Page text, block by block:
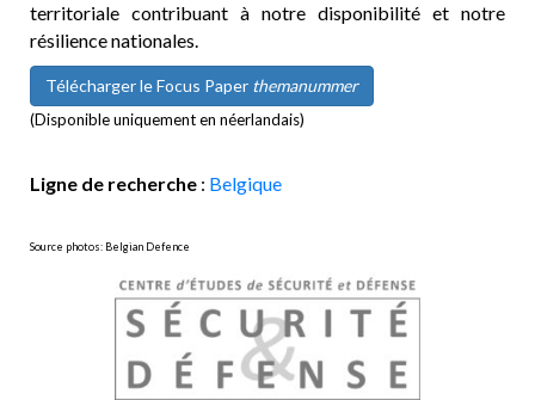
territoriale contribuant à notre disponibilité et notre
résilience nationales.
Télécharger le Focus Paper themanummer
(Disponible uniquement en néerlandais)
Ligne de recherche : Belgique
Source photos: Belgian Defence